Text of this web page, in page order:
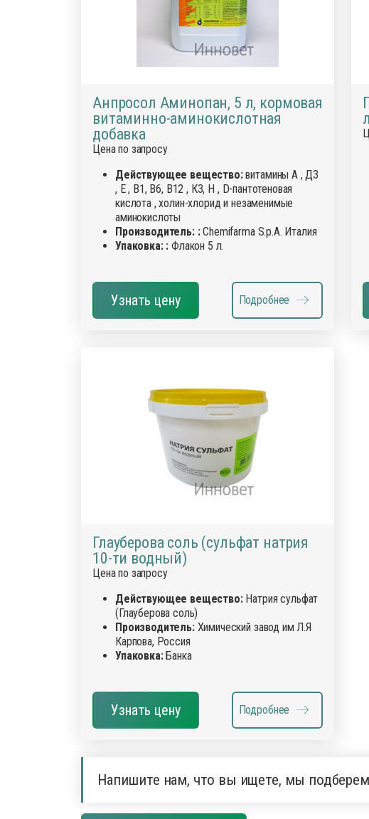
Анпросол Аминопан, 5 л, кормовая
витаминно-аминокислотная
добавка
Цена по запросу
Действующее вещество:витамины А , Д3
, Е , В1, В6, В12 , К3, Н , D-пантотеновая
кислота , холин-хлорид и незаменимые
аминокислоты
Производитель: :Chemifarma S.p.A. Италия
Упаковка: : Флакон 5 л.
Узнать цену Подробнее
Глауберова соль (сульфат натрия
10-ти водный)
Цена по запросу
Действующее вещество:Натрия сульфат
(Глауберова соль)
Производитель:Химический завод им Л.Я
Карпова, Россия
Упаковка:Банка
Узнать цену Подробнее
Напишите нам, что вы ищете, мы